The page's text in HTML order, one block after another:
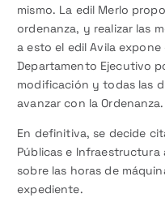
mismo. La edil Merlo
ordenanza, y realizar las
a esto el edil Avila
Departamento Ejecutivo
modificación y todas las
avanzar con la Ordenanza.
En definitiva, se decide
Públicas e Infraestructura
sobre las horas de
expediente.